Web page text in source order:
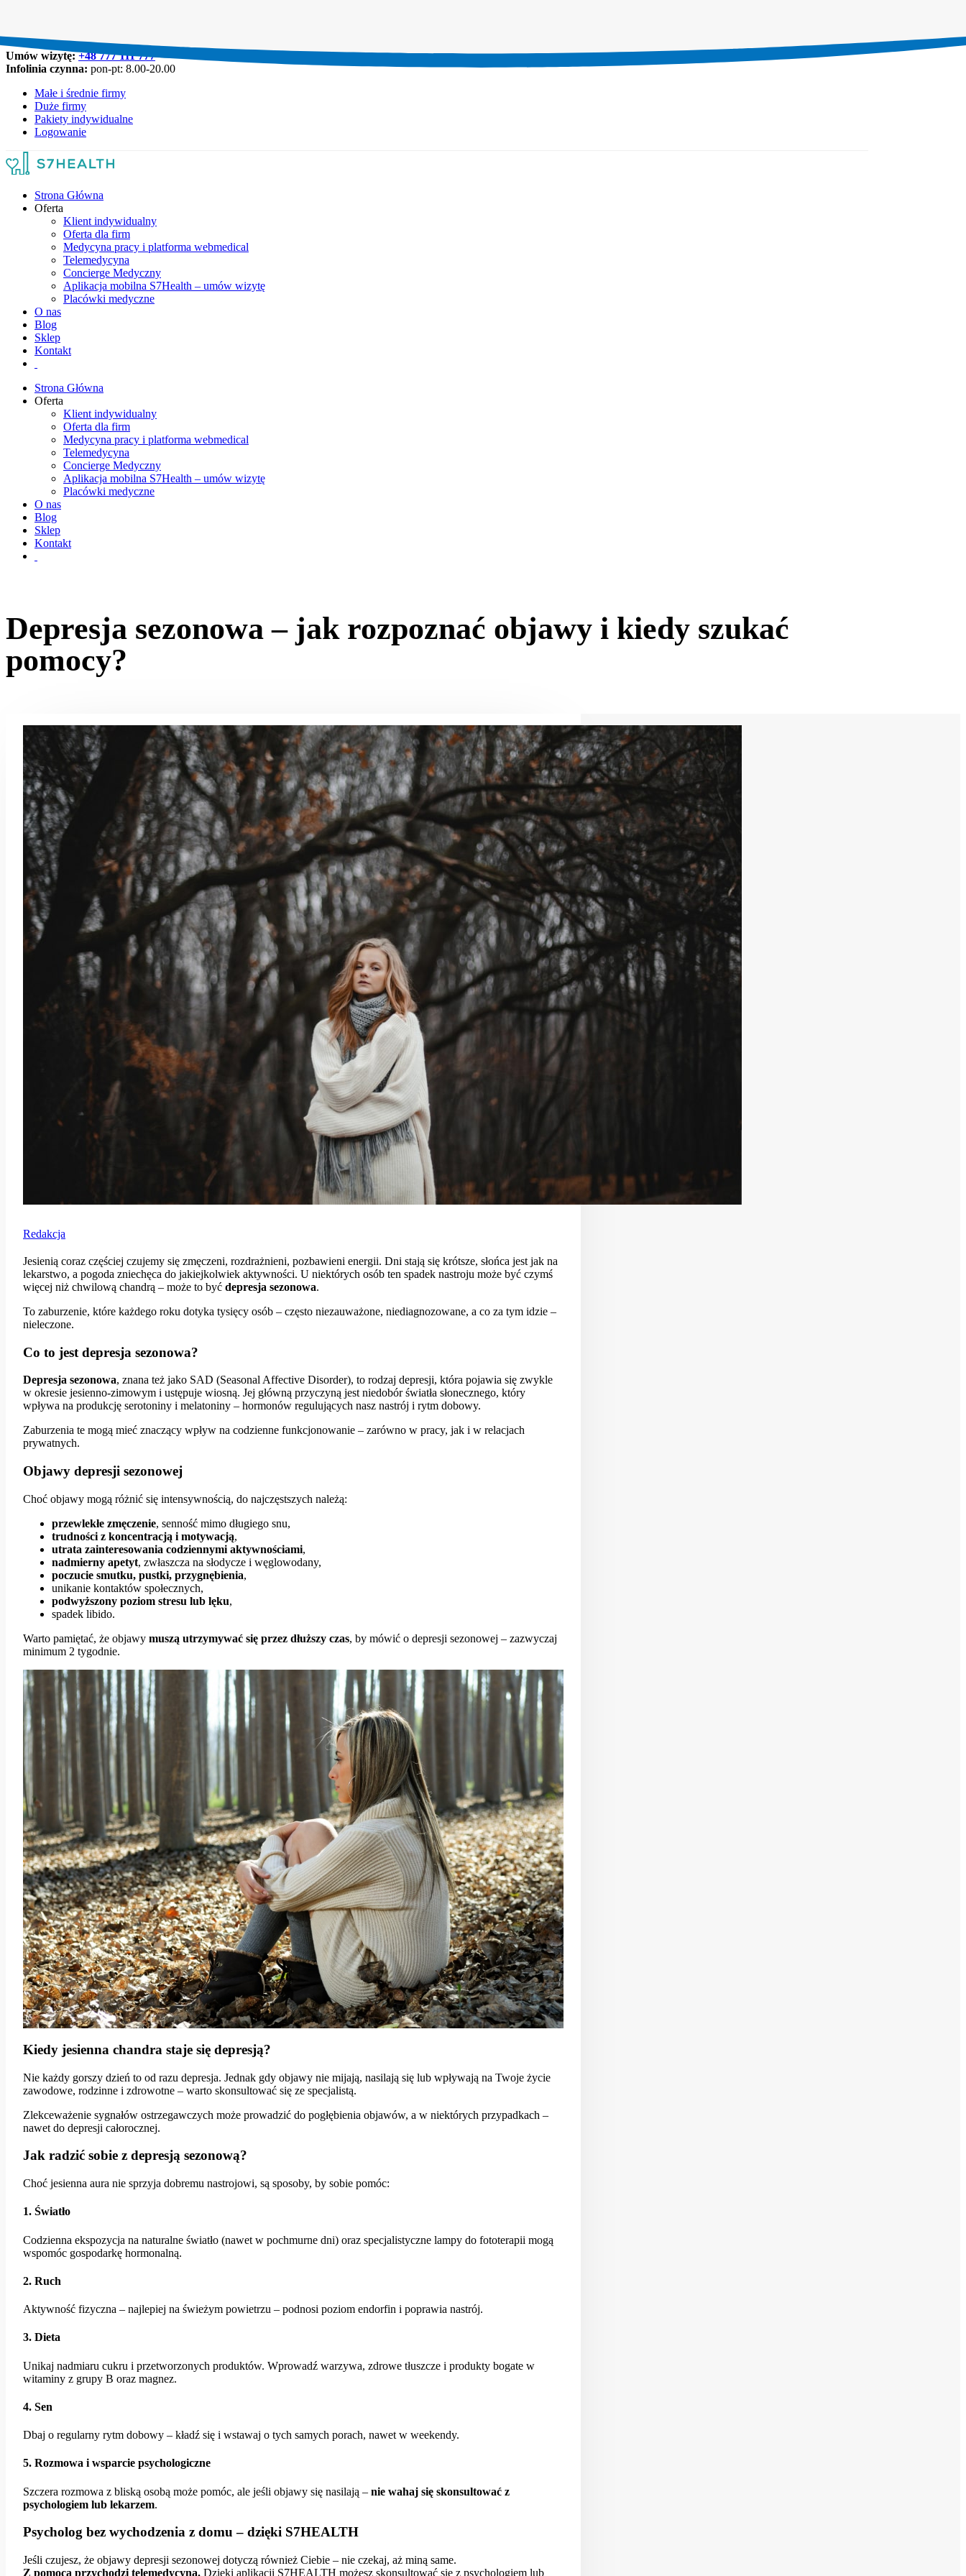
Umów wizytę:+48 777 111 777
Infolinia czynna: pon-pt: 8.00-20.00
Małe i średnie firmy
Duże firmy
Pakiety indywidualne
Logowanie
Strona Główna
Oferta
Klient indywidualny
Oferta dla firm
Medycyna pracy i platforma webmedical
Telemedycyna
Concierge Medyczny
Aplikacja mobilna S7Health – umów wizytę
Placówki medyczne
O nas
Blog
Sklep
Kontakt
Strona Główna
Oferta
Klient indywidualny
Oferta dla firm
Medycyna pracy i platforma webmedical
Telemedycyna
Concierge Medyczny
Aplikacja mobilna S7Health – umów wizytę
Placówki medyczne
O nas
Blog
Sklep
Kontakt
Depresja sezonowa – jak rozpoznać objawy i kiedy szukać
pomocy?
Redakcja
Jesienią coraz częściej czujemy się zmęczeni, rozdrażnieni, pozbawieni energii. Dni stają się krótsze, słońca jest jak na
lekarstwo, a pogoda zniechęca do jakiejkolwiek aktywności. U niektórych osób ten spadek nastroju może być czymś
więcej niż chwilową chandrą – może to być depresja sezonowa.
To zaburzenie, które każdego roku dotyka tysięcy osób – często niezauważone, niediagnozowane, a co za tym idzie –
nieleczone.
Co to jest depresja sezonowa?
Depresja sezonowa, znana też jako SAD (Seasonal Affective Disorder), to rodzaj depresji, która pojawia się zwykle
w okresie jesienno-zimowym i ustępuje wiosną. Jej główną przyczyną jest niedobór światła słonecznego, który
wpływa na produkcję serotoniny i melatoniny – hormonów regulujących nasz nastrój i rytm dobowy.
Zaburzenia te mogą mieć znaczący wpływ na codzienne funkcjonowanie – zarówno w pracy, jak i w relacjach
prywatnych.
Objawy depresji sezonowej
Choć objawy mogą różnić się intensywnością, do najczęstszych należą:
przewlekłe zmęczenie, senność mimo długiego snu,
trudności z koncentracją i motywacją,
utrata zainteresowania codziennymi aktywnościami,
nadmierny apetyt, zwłaszcza na słodycze i węglowodany,
poczucie smutku, pustki, przygnębienia,
unikanie kontaktów społecznych,
podwyższony poziom stresu lub lęku,
spadek libido.
Warto pamiętać, że objawy muszą utrzymywać się przez dłuższy czas, by mówić o depresji sezonowej – zazwyczaj
minimum 2 tygodnie.
Kiedy jesienna chandra staje się depresją?
Nie każdy gorszy dzień to od razu depresja. Jednak gdy objawy nie mijają, nasilają się lub wpływają na Twoje życie
zawodowe, rodzinne i zdrowotne – warto skonsultować się ze specjalistą.
Zlekceważenie sygnałów ostrzegawczych może prowadzić do pogłębienia objawów, a w niektórych przypadkach –
nawet do depresji całorocznej.
Jak radzić sobie z depresją sezonową?
Choć jesienna aura nie sprzyja dobremu nastrojowi, są sposoby, by sobie pomóc:
1. Światło
Codzienna ekspozycja na naturalne światło (nawet w pochmurne dni) oraz specjalistyczne lampy do fototerapii mogą
wspomóc gospodarkę hormonalną.
2. Ruch
Aktywność fizyczna – najlepiej na świeżym powietrzu – podnosi poziom endorfin i poprawia nastrój.
3. Dieta
Unikaj nadmiaru cukru i przetworzonych produktów. Wprowadź warzywa, zdrowe tłuszcze i produkty bogate w
witaminy z grupy B oraz magnez.
4. Sen
Dbaj o regularny rytm dobowy – kładź się i wstawaj o tych samych porach, nawet w weekendy.
5. Rozmowa i wsparcie psychologiczne
Szczera rozmowa z bliską osobą może pomóc, ale jeśli objawy się nasilają – nie wahaj się skonsultować z
psychologiem lub lekarzem.
Psycholog bez wychodzenia z domu – dzięki S7HEALTH
Jeśli czujesz, że objawy depresji sezonowej dotyczą również Ciebie – nie czekaj, aż miną same.
Z pomocą przychodzi telemedycyna. Dzięki aplikacji S7HEALTH możesz skonsultować się z psychologiem lub